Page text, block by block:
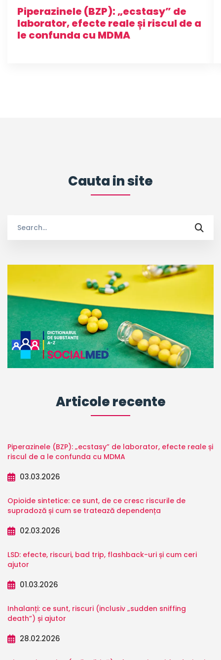
Piperazinele (BZP): „ecstasy” de
laborator, efecte reale și riscul de a
le confunda cu MDMA
Cauta in site
for:
Articole recente
Piperazinele (BZP): „ecstasy” de laborator, efecte reale și
riscul de a le confunda cu MDMA
03.03.2026
Opioide sintetice: ce sunt, de ce cresc riscurile de
supradoză și cum se tratează dependența
02.03.2026
LSD: efecte, riscuri, bad trip, flashback-uri și cum ceri
ajutor
01.03.2026
Inhalanți: ce sunt, riscuri (inclusiv „sudden sniffing
death”) și ajutor
28.02.2026